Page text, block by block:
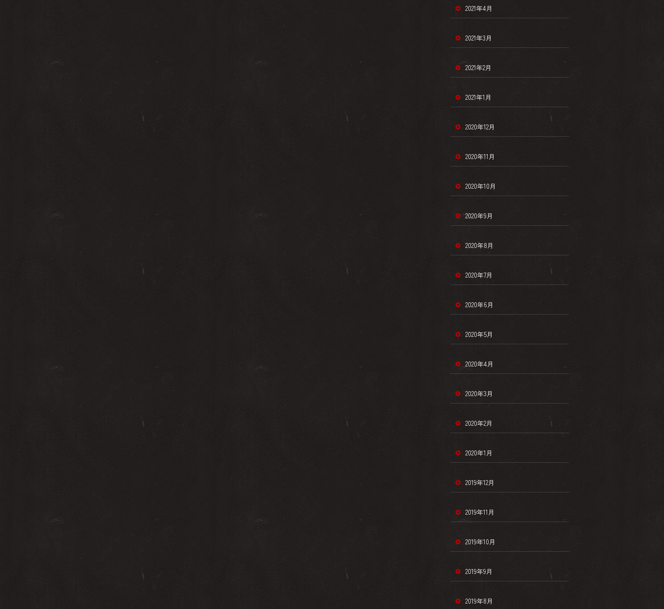
2021年4月
2021年3月
2021年2月
2021年1月
2020年12月
2020年11月
2020年10月
2020年9月
2020年8月
2020年7月
2020年6月
2020年5月
2020年4月
2020年3月
2020年2月
2020年1月
2019年12月
2019年11月
2019年10月
2019年9月
2019年8月